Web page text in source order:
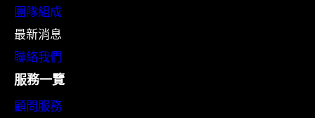
團隊組成
最新消息
聯絡我們
服務一覽
顧問服務